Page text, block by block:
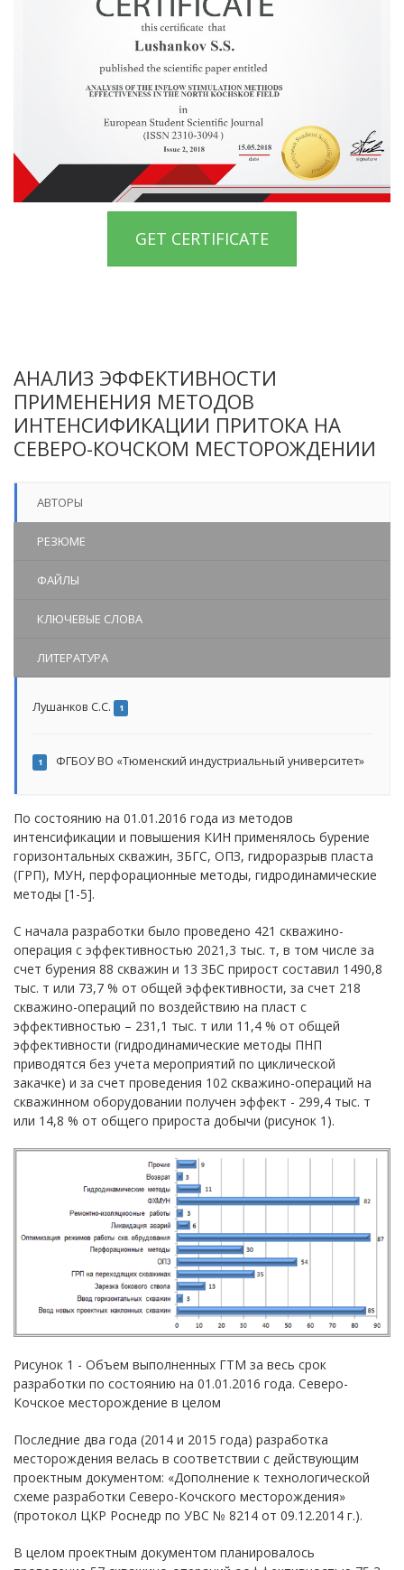
GET CERTIFICATE
АНАЛИЗ ЭФФЕКТИВНОСТИ
ПРИМЕНЕНИЯ МЕТОДОВ
ИНТЕНСИФИКАЦИИ ПРИТОКА НА
СЕВЕРО-КОЧСКОМ МЕСТОРОЖДЕНИИ
АВТОРЫ
РЕЗЮМЕ
ФАЙЛЫ
КЛЮЧЕВЫЕ СЛОВА
ЛИТЕРАТУРА
Лушанков С.С. 1
1 ФГБОУ ВО «Тюменский индустриальный университет»
По состоянию на 01.01.2016 года из методов
интенсификации и повышения КИН применялось бурение
горизонтальных скважин, ЗБГС, ОПЗ, гидроразрыв пласта
(ГРП), МУН, перфорационные методы, гидродинамические
методы [1-5].
С начала разработки было проведено 421 скважино-
операция с эффективностью 2021,3 тыс. т, в том числе за
счет бурения 88 скважин и 13 ЗБС прирост составил 1490,8
тыс. т или 73,7 % от общей эффективности, за счет 218
скважино-операций по воздействию на пласт с
эффективностью – 231,1 тыс. т или 11,4 % от общей
эффективности (гидродинамические методы ПНП
приводятся без учета мероприятий по циклической
закачке) и за счет проведения 102 скважино-операций на
скважинном оборудовании получен эффект - 299,4 тыс. т
или 14,8 % от общего прироста добычи (рисунок 1).
Рисунок 1 - Объем выполненных ГТМ за весь срок
разработки по состоянию на 01.01.2016 года. Северо-
Кочское месторождение в целом
Последние два года (2014 и 2015 года) разработка
месторождения велась в соответствии с действующим
проектным документом: «Дополнение к технологической
схеме разработки Северо-Кочского месторождения»
(протокол ЦКР Роснедр по УВС № 8214 от 09.12.2014 г.).
В целом проектным документом планировалось